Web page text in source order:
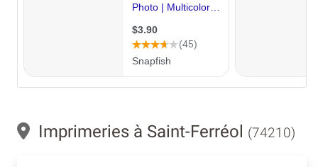
Imprimeries à Saint-Ferréol (74210)